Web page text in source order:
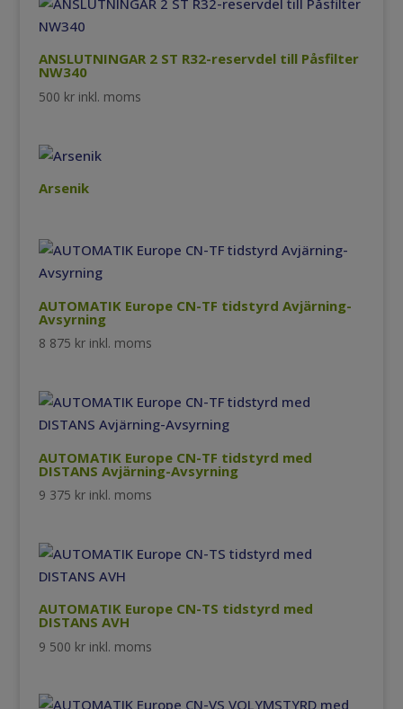
ANSLUTNINGAR 2 ST R32-reservdel till Påsfilter
NW340
500 kr inkl. moms
Arsenik
AUTOMATIK Europe CN-TF tidstyrd Avjärning-
Avsyrning
8 875 kr inkl. moms
AUTOMATIK Europe CN-TF tidstyrd med
DISTANS Avjärning-Avsyrning
9 375 kr inkl. moms
AUTOMATIK Europe CN-TS tidstyrd med
DISTANS AVH
9 500 kr inkl. moms